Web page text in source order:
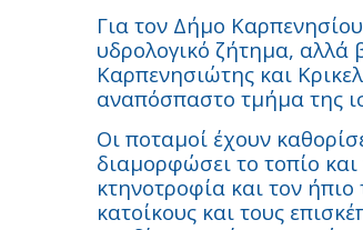
Για τον Δήμο
υδρολογικό ζήτημα, αλλά
Καρπενησιώτης και
αναπόσπαστο τμήμα της
Οι ποταμοί έχουν
διαμορφώσει το τοπίο
κτηνοτροφία και τον
κατοίκους και τους